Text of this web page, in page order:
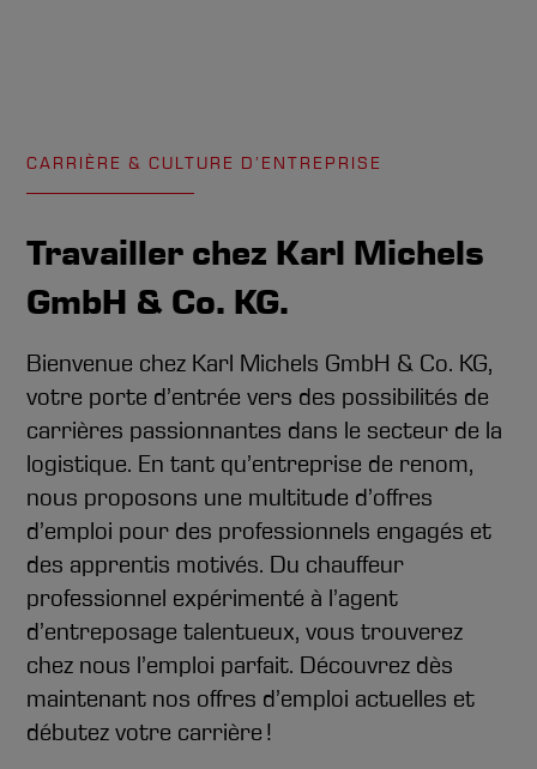
CARRIÈRE & CULTURE D’ENTREPRISE
Travailler chez Karl Michels
GmbH & Co. KG.
Bienvenue chez Karl Michels GmbH & Co. KG,
votre porte d’entrée vers des possibilités de
carrières passionnantes dans le secteur de la
logistique. En tant qu’entreprise de renom,
nous proposons une multitude d’offres
d’emploi pour des professionnels engagés et
des apprentis motivés. Du chauffeur
professionnel expérimenté à l’agent
d’entreposage talentueux, vous trouverez
chez nous l’emploi parfait. Découvrez dès
maintenant nos offres d’emploi actuelles et
débutez votre carrière !